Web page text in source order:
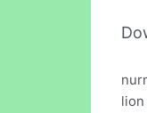
lion